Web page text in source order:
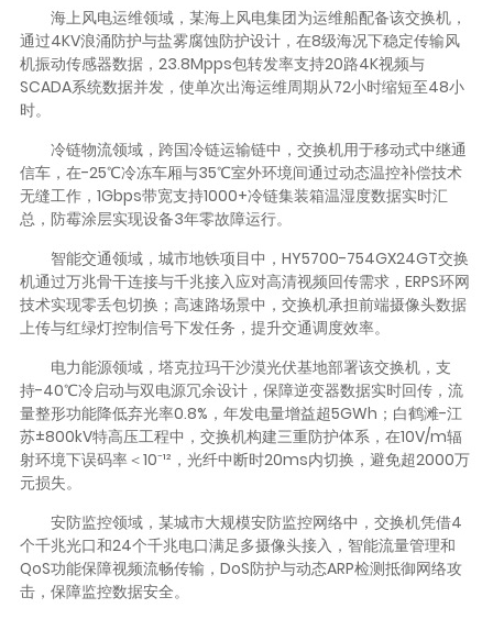
海上风电运维领域，某海上风电集团为运维船配备该交换机，
通过4KV浪涌防护与盐雾腐蚀防护设计，在8级海况下稳定传输风
机振动传感器数据，23.8Mpps包转发率支持20路4K视频与
SCADA系统数据并发，使单次出海运维周期从72小时缩短至48小
时。
冷链物流领域，跨国冷链运输链中，交换机用于移动式中继通
信车，在-25℃冷冻车厢与35℃室外环境间通过动态温控补偿技术
无缝工作，1Gbps带宽支持1000+冷链集装箱温湿度数据实时汇
总，防霉涂层实现设备3年零故障运行。
智能交通领域，城市地铁项目中，HY5700-754GX24GT交换
机通过万兆骨干连接与千兆接入应对高清视频回传需求，ERPS环网
技术实现零丢包切换；高速路场景中，交换机承担前端摄像头数据
上传与红绿灯控制信号下发任务，提升交通调度效率。
电力能源领域，塔克拉玛干沙漠光伏基地部署该交换机，支
持-40℃冷启动与双电源冗余设计，保障逆变器数据实时回传，流
量整形功能降低弃光率0.8%，年发电量增益超5GWh；白鹤滩-江
苏±800kV特高压工程中，交换机构建三重防护体系，在10V/m辐
射环境下误码率＜10⁻¹²，光纤中断时20ms内切换，避免超2000万
元损失。
安防监控领域，某城市大规模安防监控网络中，交换机凭借4
个千兆光口和24个千兆电口满足多摄像头接入，智能流量管理和
QoS功能保障视频流畅传输，DoS防护与动态ARP检测抵御网络攻
击，保障监控数据安全。